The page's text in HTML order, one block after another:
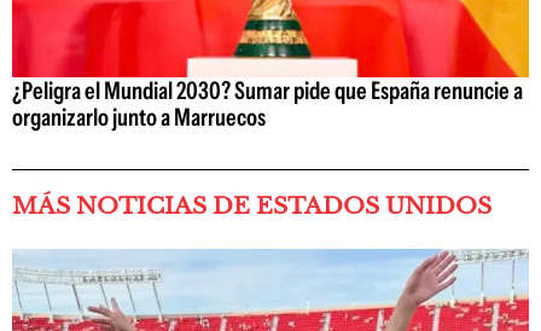
¿Peligra el Mundial 2030? Sumar pide que España renuncie a
organizarlo junto a Marruecos
MÁS NOTICIAS DE ESTADOS UNIDOS